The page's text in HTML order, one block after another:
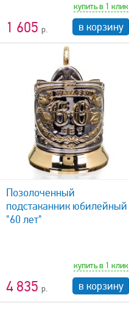
1 605
купить в 1 клик
в корзину
Позолоченный
подстаканник юбилейный
"60 лет"
4 835
купить в 1 клик
в корзину